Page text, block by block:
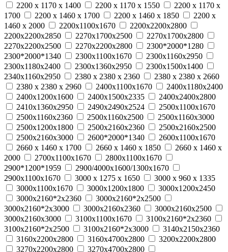
2200 x 1170 x 1400
2200 x 1170 x 1550
2200 x 1170 x
1700
2200 x 1460 x 1700 2200 x 1460 x 1850
2200 x
1460 x 2000
2200х1100х1670
2200х2200х2800
2200х2200х2850
2270х1700х2500
2270х1700х2800
2270х2200х2500
2270х2200х2800
2300*2000*1280
2300*2000*1340
2300х1100х1670
2300х1160х2950
2300х1180х2400
2300х1360х2950
2300х1500х1400
2340х1160х2950
2380 x 2380 x 2360
2380 x 2380 x 2660
2380 x 2380 x 2960
2400х1100х1670
2400х1180х2400
2400х1200х1600
2400х1500х2335
2400х2400х2800
2410х1360х2950
2490х2490х2524
2500х1100х1670
2500х1160х2360
2500х1160х2500
2500х1160х3000
2500х1200х1800
2500х2160х2360
2500х2160х2500
2500х2160х3000
2600*2000*1340
2600х1100х1670
2660 x 1460 x 1700
2660 x 1460 x 1850
2660 x 1460 x
2000
2700х1100х1670
2800х1100х1670
2900*1200*1959
2900/4000х1600/1300х1670
2900х1100х1670
3000 x 1275 x 1650
3000 x 960 x 1335
3000х1100х1670
3000х1200х1800
3000х1200х2450
3000х2160*2х2360
3000х2160*2х2500
3000х2160*2х3000
3000х2160х2360
3000х2160х2500
3000х2160х3000
3100х1100х1670
3100х2160*2х2360
3100х2160*2х2500
3100х2160*2х3000
3140х2150х2360
3160х2200х2800
3160х4700х2800
3200х2200х2800
3270х2200х2800
3270х4700х2800